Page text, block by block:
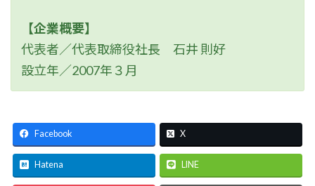
【企業概要】
代表者／代表取締役社長 石井 則好
設立年／2007年３月
Facebook X
Hatena LINE